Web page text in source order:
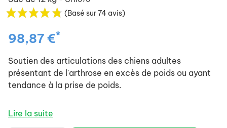
(Basé sur 74 avis)
98,87 €*
Soutien des articulations des chiens adultes
présentant de l'arthrose en excès de poids ou ayant
tendance à la prise de poids.
Cliniquement prouvé pour aider les chiens à mieux
Lire la suite